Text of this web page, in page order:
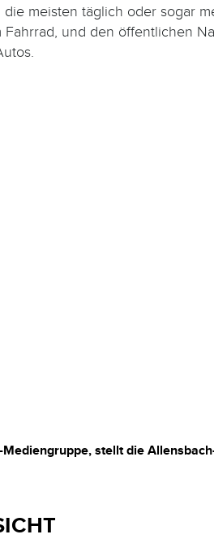
meisten täglich oder sogar
und den öffentlichen
stellt die